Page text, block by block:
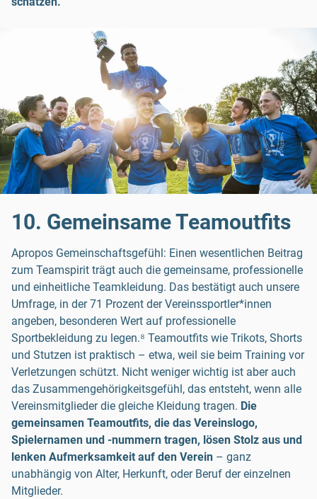
10. Gemeinsame Teamoutfits
Apropos Gemeinschaftsgefühl: Einen wesentlichen Beitrag
zum Teamspirit trägt auch die gemeinsame, professionelle
und einheitliche Teamkleidung. Das bestätigt auch unsere
Umfrage, in der 71 Prozent der Vereinssportler*innen
angeben, besonderen Wert auf professionelle
Sportbekleidung zu legen.⁸ Teamoutfits wie Trikots, Shorts
und Stutzen ist praktisch – etwa, weil sie beim Training vor
Verletzungen schützt. Nicht weniger wichtig ist aber auch
das Zusammengehörigkeitsgefühl, das entsteht, wenn alle
Vereinsmitglieder die gleiche Kleidung tragen. Die
gemeinsamen Teamoutfits, die das Vereinslogo,
Spielernamen und -nummern tragen, lösen Stolz aus und
lenken Aufmerksamkeit auf den Verein – ganz
unabhängig von Alter, Herkunft, oder Beruf der einzelnen
Mitglieder.